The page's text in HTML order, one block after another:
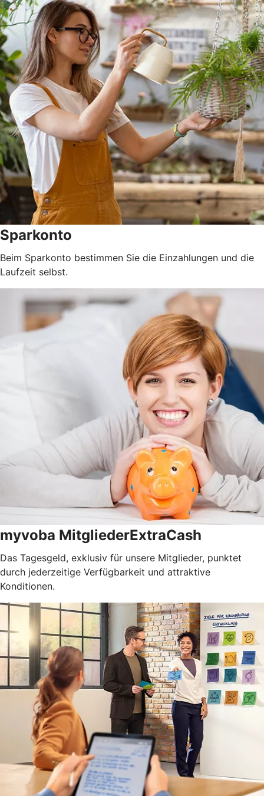
Sparkonto
Beim Sparkonto bestimmen Sie die Einzahlungen und die
Laufzeit selbst.
myvoba MitgliederExtraCash
Das Tagesgeld, exklusiv für unsere Mitglieder, punktet
durch jederzeitige Verfügbarkeit und attraktive
Konditionen.